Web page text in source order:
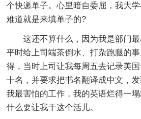
个快递单子。心里暗自委屈，我大学
难道就是来填单子的?
这还不算什么，因为我是部门最
平时给上司端茶倒水、打杂跑腿的
得，当时上司让我每周五去记录美
十名，并要求把书名翻译成中文，
我最害怕的工作，我的英语烂得一
什么要让我干这个活儿。